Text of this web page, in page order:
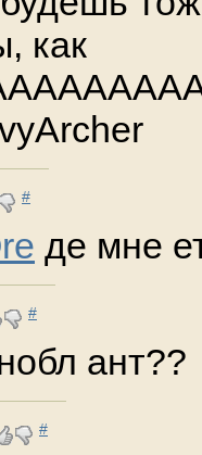
как
#
де мне
#
ант??
#